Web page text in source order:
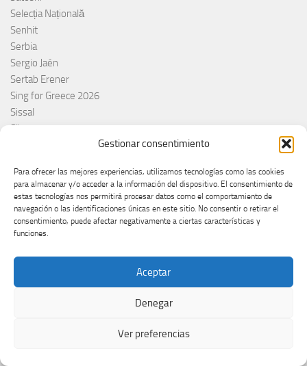
Gestionar consentimiento
Para ofrecer las mejores experiencias, utilizamos tecnologías como las cookies
para almacenar y/o acceder a la información del dispositivo. El consentimiento de
estas tecnologías nos permitirá procesar datos como el comportamiento de
navegación o las identificaciones únicas en este sitio. No consentir o retirar el
consentimiento, puede afectar negativamente a ciertas características y
funciones.
Aceptar
Denegar
Ver preferencias
Selecția Națională
Senhit
Serbia
Sergio Jaén
Sertab Erener
Sing for Greece 2026
Sissal
Slimane
Slovakia
Slovaquie
Slovenia
Slóvenie
Slovenija